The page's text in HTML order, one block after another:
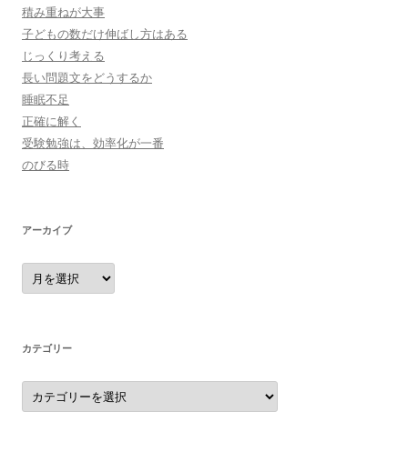
積み重ねが大事
子どもの数だけ伸ばし方はある
じっくり考える
長い問題文をどうするか
睡眠不足
正確に解く
受験勉強は、効率化が一番
のびる時
アーカイブ
ア
ー
カ
カテゴリー
カ
テ
ゴ